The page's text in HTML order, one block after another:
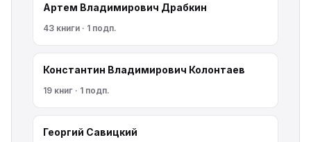
Артем Владимирович Драбкин
43 книги · 1 подп.
Константин Владимирович Колонтаев
19 книг · 1 подп.
Георгий Савицкий